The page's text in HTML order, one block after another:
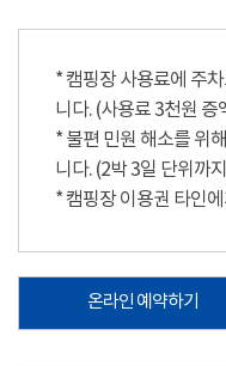
* 캠핑장 사용료에 주
니다. (사용료 3천원
* 불편 민원 해소를 위
니다. (2박 3일 단위까
* 캠핑장 이용권 타인
온라인 예약하기